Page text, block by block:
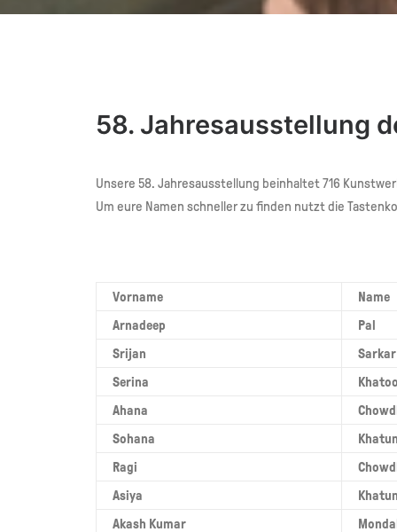
58. Jahresausstellung
Unsere 58. Jahresausstellung beinhaltet 716
Um eure Namen schneller zu finden nutzt die
Vorname
Name
Arnadeep
Pal
Srijan
Sarkar
Serina
Ahana
Sohana
Ragi
Asiya
Akash Kumar